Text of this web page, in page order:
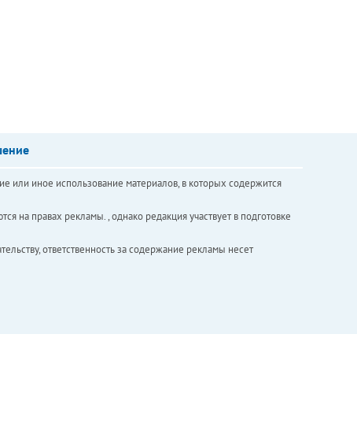
или иное использование материалов, в которых содержится
на правах рекламы. , однако редакция участвует в подготовке
ответственность за содержание рекламы несет